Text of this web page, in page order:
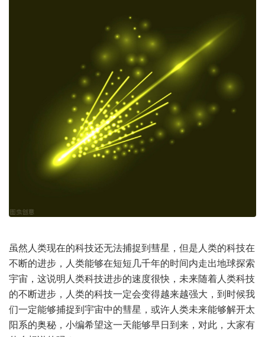
虽然人类现在的科技还无法捕捉到彗星，但是人类的科技在
不断的进步，人类能够在短短几千年的时间内走出地球探索
宇宙 ，这说明人类科技进步的速度很快，未来随着人类科技
的不断进步，人类的科技一定会变得越来越强大，到时候我
们一定能够捕捉到宇宙中的彗星，或许人类未来能够解开太
阳系的奥秘，小编希望这一天能够早日到来，对此，大家有